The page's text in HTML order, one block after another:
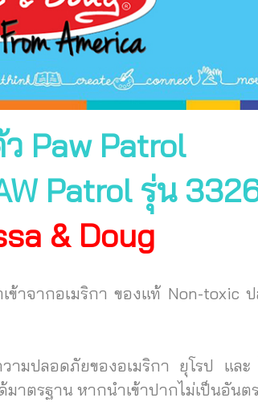
Paw Patrol
Patrol รุ่น
& Doug
ข้าจากอเมริกา ของแท้ Non-toxic
ปลอดภัยของอเมริกา ยุโรป และ
มาตรฐาน หากนำเข้าปากไม่เป็นอันต